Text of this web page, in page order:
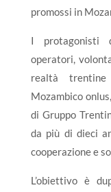
promossi in
I protagonisti
operatori,
realtà
Mozambico
di Gruppo
da più di dieci
cooperazione e
L’obiettivo è